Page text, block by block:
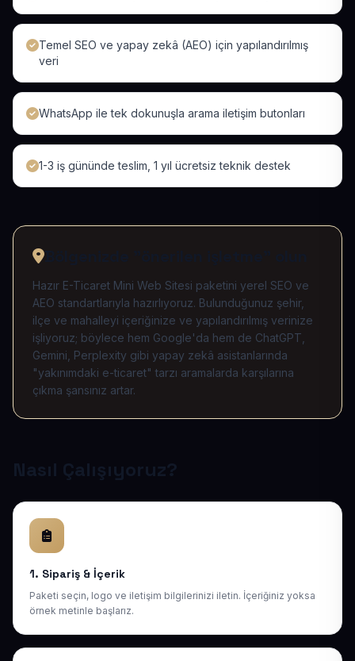
Temel SEO ve yapay zekâ (AEO) için yapılandırılmış
veri
WhatsApp ile tek dokunuşla arama iletişim butonları
1-3 iş gününde teslim, 1 yıl ücretsiz teknik destek
Hazır E-Ticaret Mini Web Sitesi paketini yerel SEO ve
AEO standartlarıyla hazırlıyoruz. Bulunduğunuz şehir,
ilçe ve mahalleyi içeriğinize ve yapılandırılmış verinize
işliyoruz; böylece hem Google'da hem de ChatGPT,
Gemini, Perplexity gibi yapay zekâ asistanlarında
"yakınımdaki e-ticaret" tarzı aramalarda karşılarına
çıkma şansınız artar.
Nasıl Çalışıyoruz?
1. Sipariş & İçerik
Paketi seçin, logo ve iletişim bilgilerinizi iletin. İçeriğiniz yoksa
örnek metinle başlarız.